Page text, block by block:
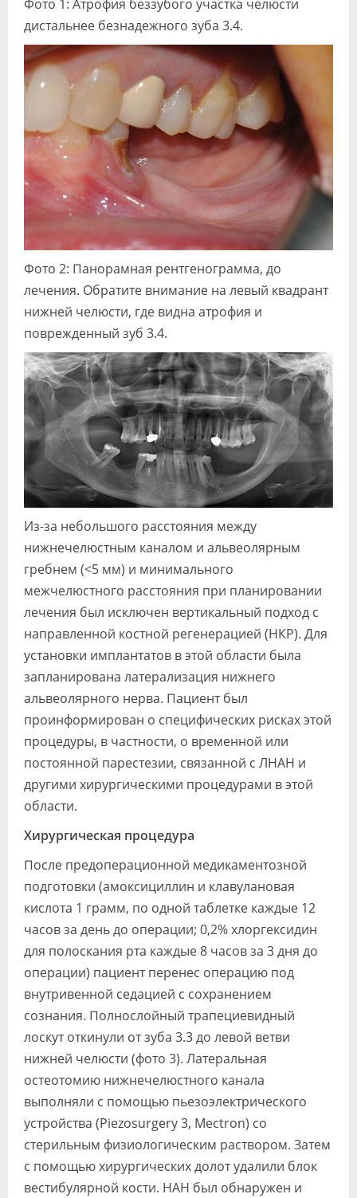
Фото 1: Атрофия беззубого участка челюсти
дистальнее безнадежного зуба 3.4.
Фото 2: Панорамная рентгенограмма, до
лечения. Обратите внимание на левый квадрант
нижней челюсти, где видна атрофия и
поврежденный зуб 3.4.
Из-за небольшого расстояния между
нижнечелюстным каналом и альвеолярным
гребнем (<5 мм) и минимального
межчелюстного расстояния при планировании
лечения был исключен вертикальный подход с
направленной костной регенерацией (НКР). Для
установки имплантатов в этой области была
запланирована латерализация нижнего
альвеолярного нерва. Пациент был
проинформирован о специфических рисках этой
процедуры, в частности, о временной или
постоянной парестезии, связанной с ЛНАН и
другими хирургическими процедурами в этой
области.
Хирургическая процедура
После предоперационной медикаментозной
подготовки (амоксициллин и клавулановая
кислота 1 грамм, по одной таблетке каждые 12
часов за день до операции; 0,2% хлоргексидин
для полоскания рта каждые 8 часов за 3 дня до
операции) пациент перенес операцию под
внутривенной седацией с сохранением
сознания. Полнослойный трапециевидный
лоскут откинули от зуба 3.3 до левой ветви
нижней челюсти (фото 3). Латеральная
остеотомию нижнечелюстного канала
выполняли с помощью пьезоэлектрического
устройства (Piezosurgery 3, Mectron) со
стерильным физиологическим раствором. Затем
с помощью хирургических долот удалили блок
вестибулярной кости. НАН был обнаружен и